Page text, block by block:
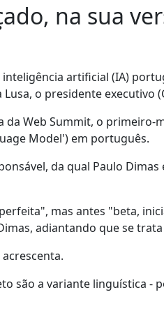
na sua
artificial (IA)
o presidente executivo
da Web Summit, o
Model') em português.
da qual Paulo Dimas
mas antes "beta,
adiantando que se
são a variante linguística -